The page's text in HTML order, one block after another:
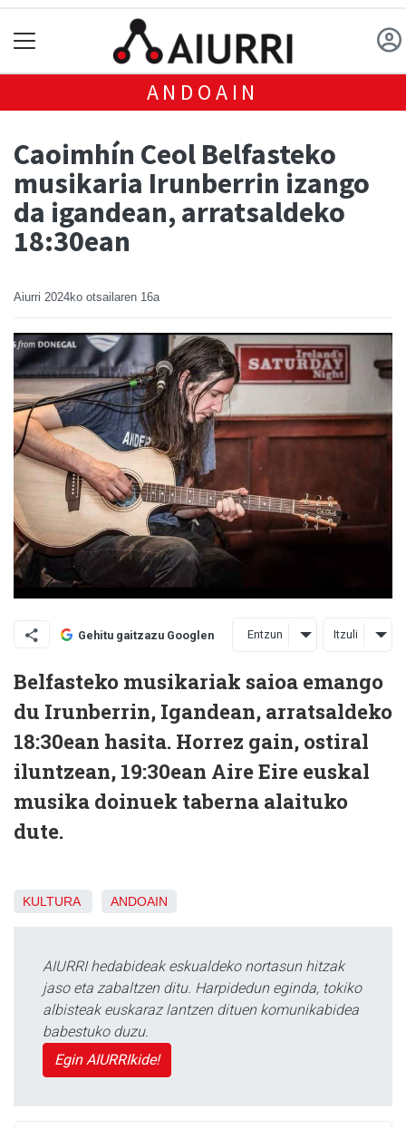
ANDOAIN
Caoimhín Ceol Belfasteko
musikaria Irunberrin izango
da igandean, arratsaldeko
18:30ean
Aiurri 2024ko otsailaren 16a
Gehitu gaitzazu Googlen Entzun Itzuli
Belfasteko musikariak saioa emango
du Irunberrin, Igandean, arratsaldeko
18:30ean hasita. Horrez gain, ostiral
iluntzean, 19:30ean Aire Eire euskal
musika doinuek taberna alaituko
dute.
KULTURA ANDOAIN
AIURRI hedabideak eskualdeko nortasun hitzak
jaso eta zabaltzen ditu. Harpidedun eginda, tokiko
albisteak euskaraz lantzen dituen komunikabidea
babestuko duzu.
Egin AIURRIkide!